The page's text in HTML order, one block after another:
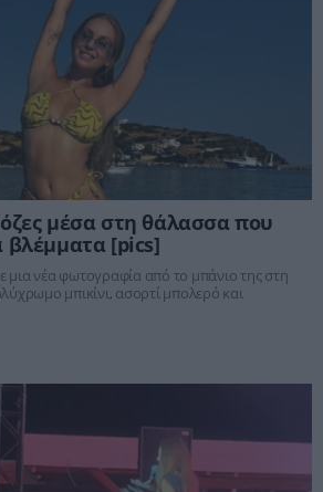
μέσα στη θάλασσα που
βλέμματα [pics]
νέα φωτογραφία από το μπάνιο της στη
μπικίνι, ασορτί μπολερό και